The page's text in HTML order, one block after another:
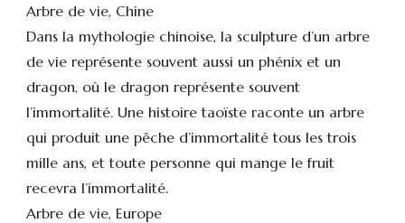
Arbre de vie, Chine
Dans la mythologie chinoise, la sculpture d’un arbre
de vie représente souvent aussi un phénix et un
dragon, où le dragon représente souvent
l’immortalité. Une histoire taoïste raconte un arbre
qui produit une pêche d’immortalité tous les trois
mille ans, et toute personne qui mange le fruit
recevra l’immortalité.
Arbre de vie, Europe